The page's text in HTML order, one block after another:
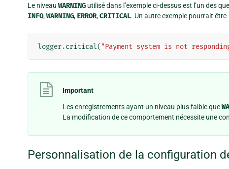
Le niveau WARNING utilisé dans l’exemple ci-dessus est l’un des
INFO,WARNING, ERROR,CRITICAL. Un autre exemple pourrait être
logger.critical( "Payment system is not
Important
Les enregistrements ayant un niveau plus faible que
La modification de ce comportement nécessite une
Personnalisation de la configuration